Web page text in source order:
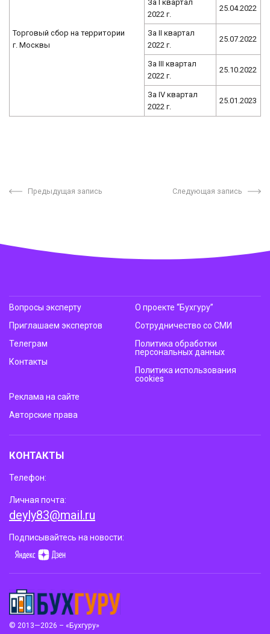
Торговый сбор на территории
г. Москвы
За I квартал
2022 г.
25.04.2022
За II квартал
2022 г.
25.07.2022
За III квартал
2022 г.
25.10.2022
За IV квартал
2022 г.
25.01.2023
Предыдущая запись Следующая запись
© 2013—2026 – «Бухгуру»
Вопросы эксперту
Приглашаем экспертов
Телеграм
Контакты
О проекте “Бухгуру”
Сотрудничество со СМИ
Политика обработки
персональных данных
Политика использования
cookies
Реклама на сайте
Авторские права
КОНТАКТЫ
Телефон:
Личная почта:
deyly83@mail.ru
Подписывайтесь на новости: